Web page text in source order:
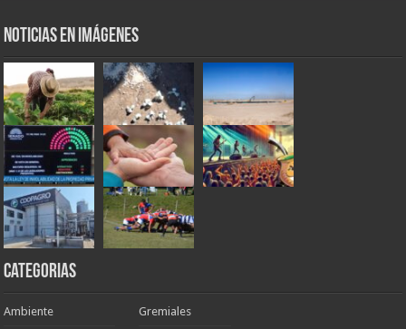
Noticias en Imágenes
Categorias
Ambiente Gremiales